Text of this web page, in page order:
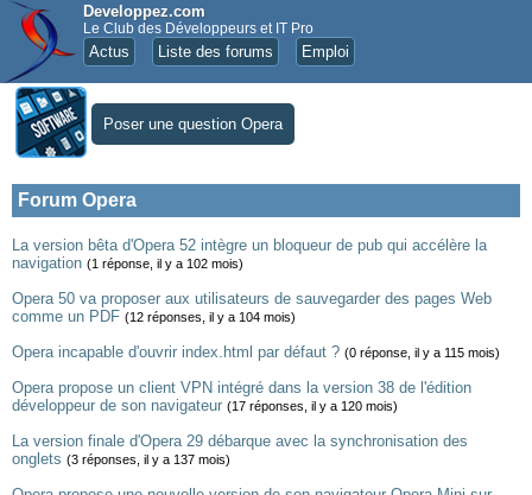
Developpez.com
Le Club des Développeurs et IT Pro
Actus Liste des forums Emploi
Poser une question Opera
Forum Opera
La version bêta d'Opera 52 intègre un bloqueur de pub qui accélère la
navigation (1 réponse, il y a 102 mois)
Opera 50 va proposer aux utilisateurs de sauvegarder des pages Web
comme un PDF (12 réponses, il y a 104 mois)
Opera incapable d'ouvrir index.html par défaut ? (0 réponse, il y a 115 mois)
Opera propose un client VPN intégré dans la version 38 de l'édition
développeur de son navigateur (17 réponses, il y a 120 mois)
La version finale d'Opera 29 débarque avec la synchronisation des
onglets (3 réponses, il y a 137 mois)